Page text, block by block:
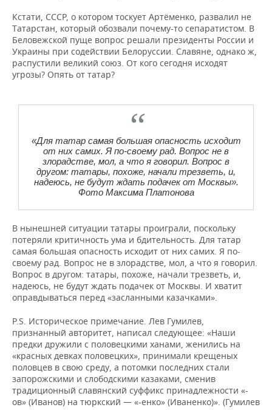
Кстати, СССР, о котором тоскует Артёменко, развалил не
Татарстан, который обозвали почему-то сепаратистом. В
Беловежской пуще вопрос решали президенты России и
Украины при содействии Белоруссии. Славяне, однако ж,
распустили великий союз. От кого сегодня исходят
угрозы? Опять от татар?
«Для татар самая большая опасность исходит
от них самих. Я по-своему рад. Вопрос не в
злорадстве, мол, а что я говорил. Вопрос в
другом: татары, похоже, начали трезветь, и,
надеюсь, не будут ждать подачек от Москвы».
Фото Максима Платонова
В нынешней ситуации татары проиграли, поскольку
потеряли критичность ума и бдительность. Для татар
самая большая опасность исходит от них самих. Я по-
своему рад. Вопрос не в злорадстве, мол, а что я говорил.
Вопрос в другом: татары, похоже, начали трезветь, и,
надеюсь, не будут ждать подачек от Москвы. И хватит
оправдываться перед «засланными казачками».
P.S. Историческое примечание. Лев Гумилев,
признанный авторитет, написал следующее: «Наши
предки дружили с половецкими ханами, женились на
«красных девках половецких», принимали крещеных
половцев в свою среду, а потомки последних стали
запорожскими и слободскими казаками, сменив
традиционный славянский суффикс принадлежности «-
ов» (Иванов) на тюркский — «-енко» (Иваненко)». (Гумилев